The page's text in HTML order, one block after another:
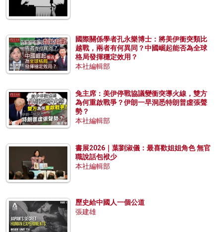
國際關係學者孔永樂博士：將美伊衝突類比
越戰，兩者有何異同？中國崛起能否為全球
格局發揮穩定效用？
本社編輯部
兔主席：美伊停戰協議變衝突導火線，雙方
為何重啟戰爭？伊朗一早洞悉特朗普虛張聲
勢？
本社編輯部
書展2026｜葉劉淑儀：最喜歡姐姐角色 無官
職說話包袱少
本社編輯部
歷史給中國人一個公道
張建雄